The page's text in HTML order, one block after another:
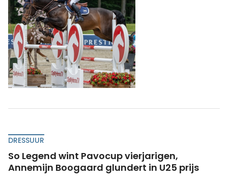
DRESSUUR
So Legend wint Pavocup vierjarigen,
Annemijn Boogaard glundert in U25 prijs